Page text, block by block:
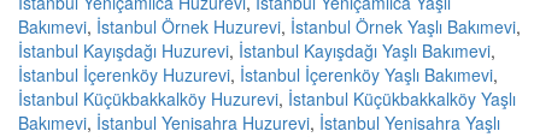
Bakımevi, İstanbul Örnek Huzurevi, İstanbul Örnek Yaşlı Bakımevi,
İstanbul Kayışdağı Huzurevi, İstanbul Kayışdağı Yaşlı Bakımevi,
İstanbul İçerenköy Huzurevi, İstanbul İçerenköy Yaşlı Bakımevi,
İstanbul Küçükbakkalköy Huzurevi, İstanbul Küçükbakkalköy Yaşlı
Bakımevi, İstanbul Yenisahra Huzurevi, İstanbul Yenisahra Yaşlı